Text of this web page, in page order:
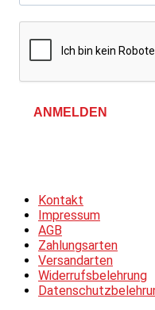
ANMELDEN
Kontakt
Impressum
AGB
Zahlungsarten
Versandarten
Widerrufsbelehrung